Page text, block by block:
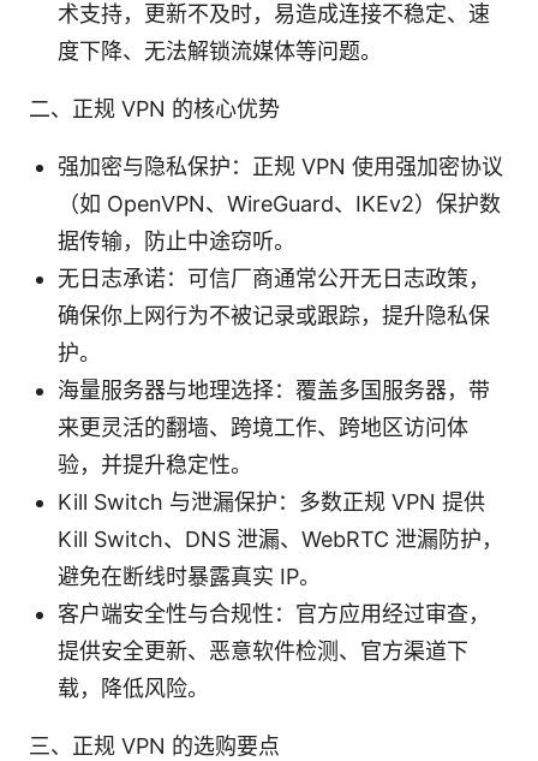
术支持，更新不及时，易造成连接不稳定、速
度下降、无法解锁流媒体等问题。
二、正规 VPN 的核心优势
强加密与隐私保护：正规 VPN 使用强加密协议
（如 OpenVPN、WireGuard、IKEv2）保护数
据传输，防止中途窃听。
无日志承诺：可信厂商通常公开无日志政策，
确保你上网行为不被记录或跟踪，提升隐私保
护。
海量服务器与地理选择：覆盖多国服务器，带
来更灵活的翻墙、跨境工作、跨地区访问体
验，并提升稳定性。
Kill Switch 与泄漏保护：多数正规 VPN 提供
Kill Switch、DNS 泄漏、WebRTC 泄漏防护，
避免在断线时暴露真实 IP。
客户端安全性与合规性：官方应用经过审查，
提供安全更新、恶意软件检测、官方渠道下
载，降低风险。
三、正规 VPN 的选购要点